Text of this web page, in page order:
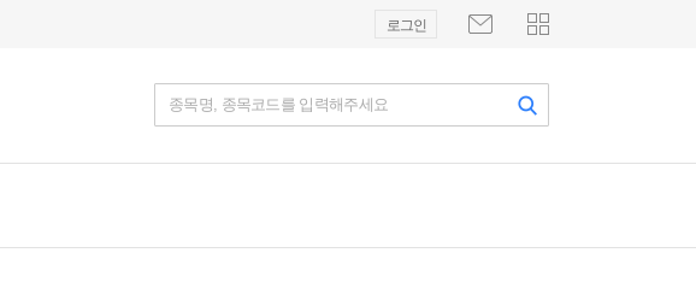
로그인
종목명, 종목코드를 입력해주세요